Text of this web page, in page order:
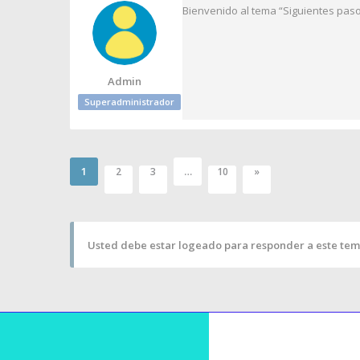
Admin
Superadministrador
Bienvenido al tema “Siguientes
1 2 3 … 10 »
Usted debe estar logeado para responder a este